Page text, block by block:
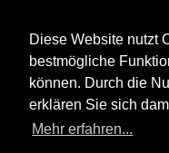
Diese Website nutzt
bestmögliche
können. Durch die
erklären Sie sich
Mehr erfahren...